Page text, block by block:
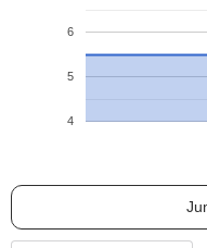
4
5
6